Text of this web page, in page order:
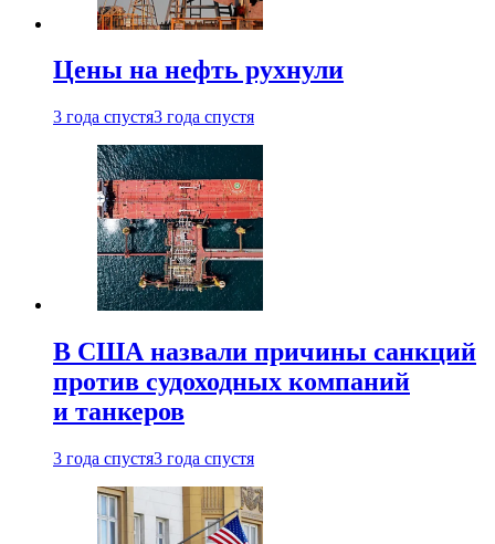
Цены на нефть рухнули
3 года спустя3 года спустя
В США назвали причины санкций
против судоходных компаний
и танкеров
3 года спустя3 года спустя